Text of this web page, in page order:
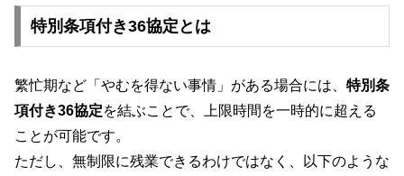
特別条項付き36協定とは
繁忙期など「やむを得ない事情」がある場合には、 特別条
項付き36協定を結ぶことで、上限時間を一時的に超える
ことが可能です。
ただし、無制限に残業できるわけではなく、以下のような